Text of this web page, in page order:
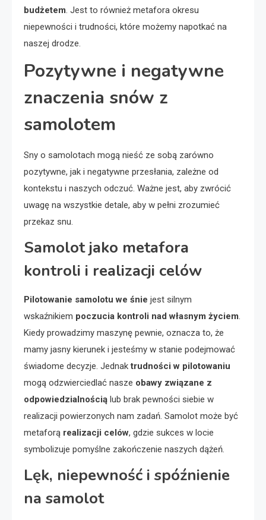
budżetem. Jest to również metafora okresu
niepewności i trudności, które możemy napotkać na
naszej drodze.
Pozytywne i negatywne
znaczenia snów z
samolotem
Sny o samolotach mogą nieść ze sobą zarówno
pozytywne, jak i negatywne przesłania, zależne od
kontekstu i naszych odczuć. Ważne jest, aby zwrócić
uwagę na wszystkie detale, aby w pełni zrozumieć
przekaz snu.
Samolot jako metafora
kontroli i realizacji celów
Pilotowanie samolotu we śnie jest silnym
wskaźnikiem poczucia kontroli nad własnym życiem.
Kiedy prowadzimy maszynę pewnie, oznacza to, że
mamy jasny kierunek i jesteśmy w stanie podejmować
świadome decyzje. Jednaktrudności w pilotowaniu
mogą odzwierciedlać nasze obawy związane z
odpowiedzialnością lub brak pewności siebie w
realizacji powierzonych nam zadań. Samolot może być
metaforą realizacji celów, gdzie sukces w locie
symbolizuje pomyślne zakończenie naszych dążeń.
Lęk, niepewność i spóźnienie
na samolot